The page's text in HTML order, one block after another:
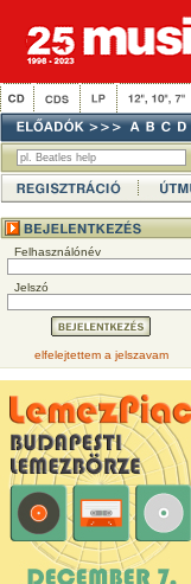
Felhasználónév
Jelszó
elfelejtettem a jelszavam